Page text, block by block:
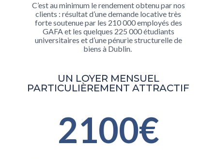
C’est au minimum le rendement obtenu par nos
clients : résultat d’une demande locative très
forte soutenue par les 210 000 employés des
GAFA et les quelques 225 000 étudiants
universitaires et d’une pénurie structurelle de
biens à Dublin.
UN LOYER MENSUEL
PARTICULIÈREMENT ATTRACTIF
2100€